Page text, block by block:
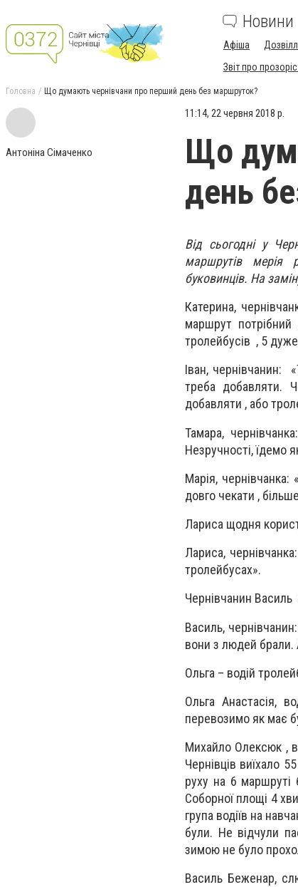
Новини
Афіша
Звіт про
Головна Що думають чернівчани про перший день без маршруток?
Антоніна Сімаченко
11:14, 22 червня 2018 р.
Що
день
Від сьогодні у
маршрутів мерія
буковинців. На
Катерина,
маршрут
тролейбусів , 5
Іван, чернівчанин:
треба добавляти.
добавляти , або
Тамара,
Незручності, їдемо
Марія,
довго чекати ,
Лариса щодня
Лариса,
тролейбусах».
Чернівчанин
Василь,
вони з людей брали.
Ольга – водій
Ольга Анастасія,
перевозимо як має
Михайло Олексюк ,
Чернівців виїхало
руху на 6
Соборної площі 4
група водіїв на
були. Не відчули
зимою не було
Василь Беженар,